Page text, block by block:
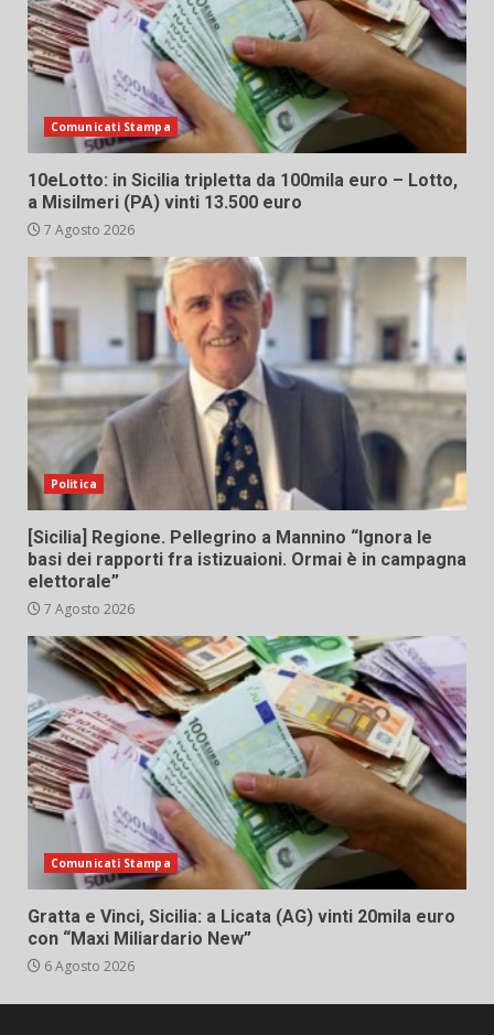
Comunicati Stampa
10eLotto: in Sicilia tripletta da 100mila euro – Lotto,
a Misilmeri (PA) vinti 13.500 euro
7 Agosto 2026
Politica
[Sicilia] Regione. Pellegrino a Mannino “Ignora le
basi dei rapporti fra istizuaioni. Ormai è in campagna
elettorale”
7 Agosto 2026
Comunicati Stampa
Gratta e Vinci, Sicilia: a Licata (AG) vinti 20mila euro
con “Maxi Miliardario New”
6 Agosto 2026